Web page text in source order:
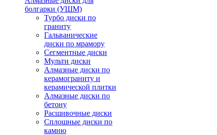
болгарки (УШМ)
Турбо диски по
граниту
Гальванические
диски по мрамору
Сегментные диски
Мульти диски
Алмазные диски по
керамограниту и
керамической плитки
Алмазные диски по
бетону
Расшивочные диски
Сплошные диски по
камню